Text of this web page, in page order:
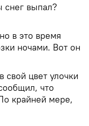
снег выпал?
в это время
ночами. Вот он
свой цвет улочки
что
крайней мере,